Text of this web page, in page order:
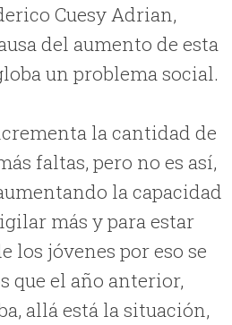
Cuesy Adrian,
del aumento de esta
un problema social.
la cantidad de
faltas, pero no es así,
la capacidad
más y para estar
los jóvenes por eso se
que el año anterior,
allá está la situación,